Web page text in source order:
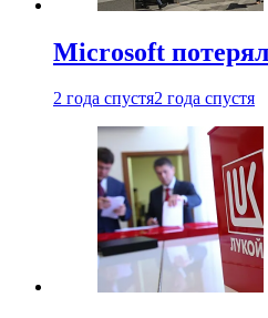
Microsoft
2 года спустя2 года спустя